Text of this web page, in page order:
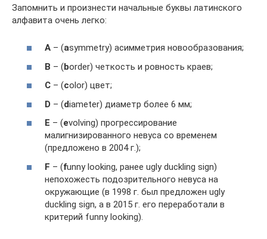
Запомнить и произнести начальные буквы латинского
алфавита очень легко:
A – (asymmetry) асимметрия новообразования;
B – (border) четкость и ровность краев;
С – (color) цвет;
D – (diameter) диаметр более 6 мм;
E – (evolving) прогрессирование
малигнизированного невуса со временем
(предложено в 2004 г.);
F – (funny looking, ранее ugly duckling sign)
непохожесть подозрительного невуса на
окружающие (в 1998 г. был предложен ugly
duckling sign, а в 2015 г. его переработали в
критерий funny looking).